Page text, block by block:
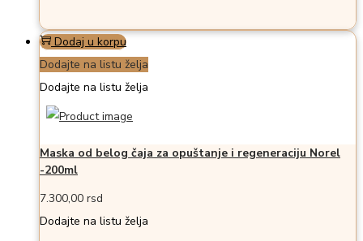
Dodaj u korpu
Dodajte na listu želja
Dodajte na listu želja
Maska od belog čaja za opuštanje i regeneraciju Norel
-200ml
7.300,00 rsd
Dodajte na listu želja